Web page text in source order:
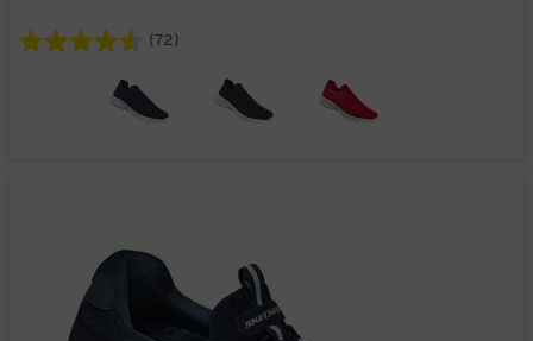
(72)